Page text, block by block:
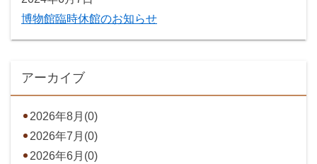
博物館臨時休館のお知らせ
アーカイブ
2026年8月(0)
2026年7月(0)
2026年6月(0)